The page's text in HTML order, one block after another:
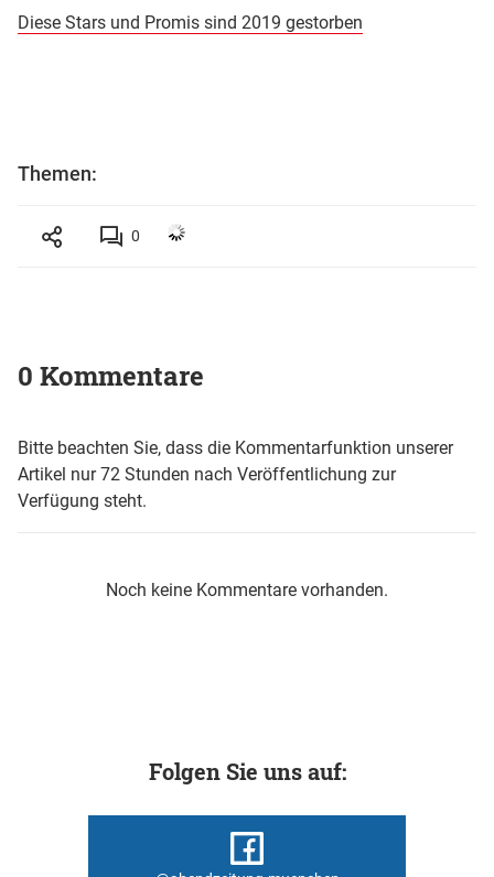
Diese Stars und Promis sind 2019 gestorben
Themen:
0
0 Kommentare
Bitte beachten Sie, dass die Kommentarfunktion unserer
Artikel nur 72 Stunden nach Veröffentlichung zur
Verfügung steht.
Noch keine Kommentare vorhanden.
Folgen Sie uns auf: